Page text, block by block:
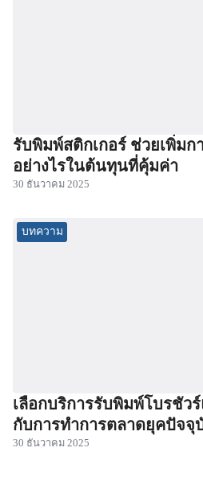
รับพิมพ์สติกเกอร์ ช่วยเพิ่ม
อย่างไรในต้นทุนที่คุ้มค่า
30 ธันวาคม 2025
บทความ
เลือกบริการรับพิมพ์โบรชัว
กับการทำการตลาดยุคปัจจุ
30 ธันวาคม 2025